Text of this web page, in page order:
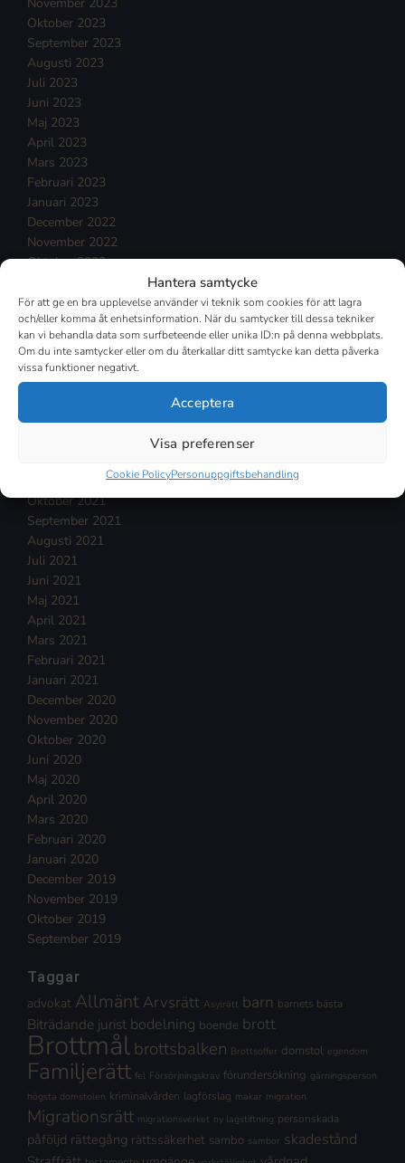
Hantera samtycke
För att ge en bra upplevelse använder vi teknik som cookies för att lagra
och/eller komma åt enhetsinformation. När du samtycker till dessa tekniker
kan vi behandla data som surfbeteende eller unika ID:n på denna webbplats.
Om du inte samtycker eller om du återkallar ditt samtycke kan detta påverka
vissa funktioner negativt.
Acceptera
Visa preferenser
Cookie PolicyPersonuppgiftsbehandling
November 2023
Oktober 2023
September 2023
Augusti 2023
Juli 2023
Juni 2023
Maj 2023
April 2023
Mars 2023
Februari 2023
Januari 2023
December 2022
November 2022
Oktober 2022
Augusti 2022
Juli 2022
Juni 2022
Maj 2022
April 2022
Februari 2022
November 2021
Oktober 2021
September 2021
Augusti 2021
Juli 2021
Juni 2021
Maj 2021
April 2021
Mars 2021
Februari 2021
Januari 2021
December 2020
November 2020
Oktober 2020
Juni 2020
Maj 2020
April 2020
Mars 2020
Februari 2020
Januari 2020
December 2019
November 2019
Oktober 2019
September 2019
Taggar
advokat Allmänt Arvsrätt Asylrätt barn barnets bästa
Biträdande jurist bodelning boende brott
Brottmålbrottsbalken Brottsoffer domstol egendom
Familjerätt fel Försörjningskrav förundersökning gärningsperson
högsta domstolen kriminalvården lagförslag makar migration
Migrationsrätt migrationsverket ny lagstiftning personskada
påföljd rättegång rättssäkerhet sambo sambor skadestånd